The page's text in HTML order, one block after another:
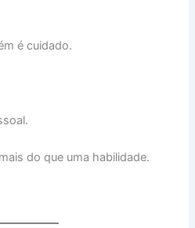
é cuidado.
do que uma habilidade.